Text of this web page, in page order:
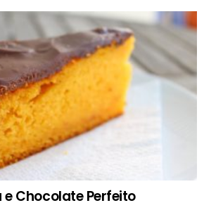
e Chocolate Perfeito